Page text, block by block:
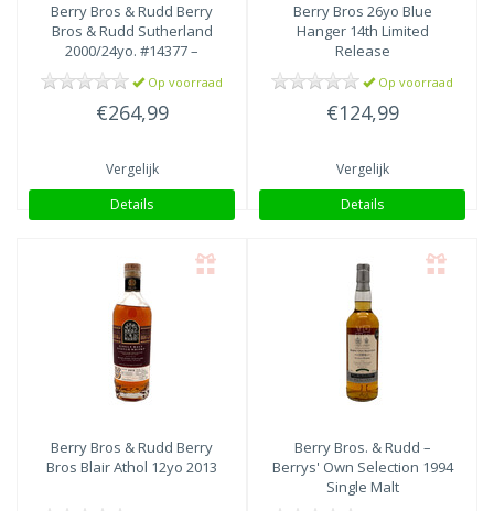
Berry Bros & Rudd Berry
Bros & Rudd Sutherland
2000/24yo. #14377 –
Crafted in Cask Series 2025
Op voorraad
€264,99
Vergelijk
Details
Berry Bros 26yo Blue
Hanger 14th Limited
Release
Op voorraad
€124,99
Vergelijk
Details
Berry Bros & Rudd Berry
Bros Blair Athol 12yo 2013
Berry Bros. & Rudd –
Berrys' Own Selection 1994
Single Malt